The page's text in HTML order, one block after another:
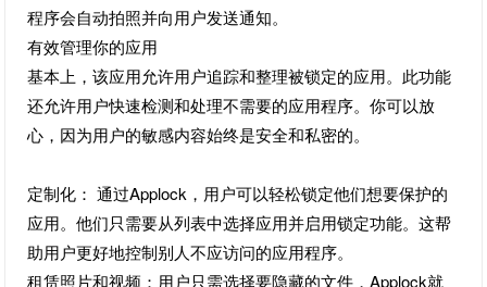
程序会自动拍照并向用户发送通知。
有效管理你的应用
基本上，该应用允许用户追踪和整理被锁定的应用。此功能
还允许用户快速检测和处理不需要的应用程序。你可以放
心，因为用户的敏感内容始终是安全和私密的。
定制化： 通过Applock，用户可以轻松锁定他们想要保护的
应用。他们只需要从列表中选择应用并启用锁定功能。这帮
助用户更好地控制别人不应访问的应用程序。
租赁照片和视频：用户只需选择要隐藏的文件，Applock就